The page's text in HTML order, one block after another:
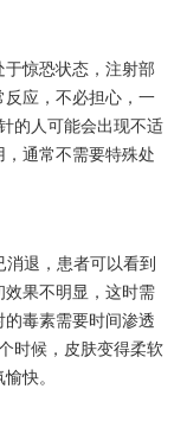
惊恐状态，注射部
应，不必担心，一
的人可能会出现不适
通常不需要特殊处
退，患者可以看到
果不明显，这时需
毒素需要时间渗透
时候，皮肤变得柔软
快。